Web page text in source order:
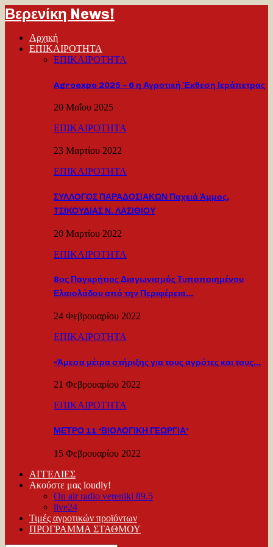
Βερενίκη News!
Αρχική
ΕΠΙΚΑΙΡΟΤΗΤΑ
ΕΠΙΚΑΙΡΟΤΗΤΑ
Agroexpo 2025 – 6 η Αγροτική Έκθεση Ιεράπετρας
20 Μαΐου 2025
ΕΠΙΚΑΙΡΟΤΗΤΑ
23 Μαρτίου 2022
ΕΠΙΚΑΙΡΟΤΗΤΑ
ΣΥΛΛΟΓΟΣ ΠΑΡΑΔΟΣΙΑΚΩΝ Παχειά Άμμος,
ΤΣΙΚΟΥΔΙΑΣ Ν. ΛΑΣΙΘΙΟΥ
20 Μαρτίου 2022
ΕΠΙΚΑΙΡΟΤΗΤΑ
8ος Παγκρήτιος Διαγωνισμός Τυποποιημένου
Ελαιολάδου από την Περιφέρεια…
24 Φεβρουαρίου 2022
ΕΠΙΚΑΙΡΟΤΗΤΑ
«Άμεσα μέτρα στήριξης για τους αγρότες και τους…
21 Φεβρουαρίου 2022
ΕΠΙΚΑΙΡΟΤΗΤΑ
ΜΕΤΡΟ 11 ‘ΒΙΟΛΟΓΙΚΗ ΓΕΩΡΓΙΑ’
15 Φεβρουαρίου 2022
ΑΓΓΕΛΙΕΣ
Ακούστε μας loudly!
On air radio vereniki 89.5
live24
Τιμές αγροτικών προϊόντων
ΠΡΟΓΡΑΜΜΑ ΣΤΑΘΜΟΥ